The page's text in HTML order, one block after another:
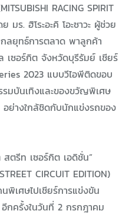
RACING SPIRIT
มร. ฮิโระอะคิ โอะซาวะ ผู้ช่วย
ลยุทธ์การตลาด พาลูกค้า
เซอร์กิต จังหวัดบุรีรัมย์ เชียร์
2023 แบบวีไอพีติดขอบ
มบันเทิงและของขวัญพิเศษ
ย่างใกล้ชิดกับนักแข่งรถของ
ตรีท เซอร์กิต เอดิชั่น”
CIRCUIT EDITION)
เศษไปเชียร์การแข่งขัน
กครั้งในวันที่ 2 กรกฎาคม